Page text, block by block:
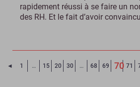
rapidement réussi à se faire un
des RH. Et le fait d’avoir
◄ Page précédente
1 … 15 20 30 … 68 69
70 71